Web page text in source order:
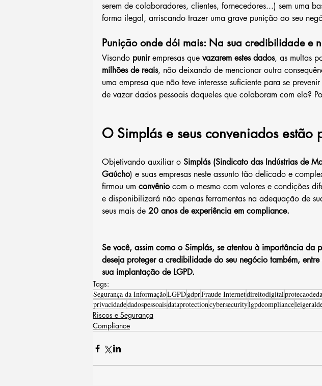
serem de colaboradores, clientes, fornecedores...) sem uma
forma ilegal, arriscando trazer uma grave punição ao seu
Punição onde dói mais: Na sua credibilidade e
Visando punir empresas que vazarem estes dados, as multas
milhões de reais, não deixando de mencionar outra
uma empresa que não teve interesse suficiente para se
de vazar dados pessoais daqueles que colaboram com ela?
O Simplás e seus conveniados estão
Objetivando auxiliar o Simplás (Sindicato das Indústrias de
Gaúcho) e suas empresas neste assunto tão delicado e
firmou um convênio com o mesmo com valores e condições
e disponibilizará não apenas ferramentas na adequação de
seus mais de 20 anos de experiência em compliance.
Se você, assim como o Simplás, se atentou à importância da
deseja proteger a credibilidade do seu negócio também,
sua implantação de LGPD.
Tags:
Segurança da InformaçãoLGPDgdprFraude Internetdireitodigital
privacidadedadospessoaisdataprotectioncybersecuritylgpdcompliance
Riscos e Segurança
Compliance